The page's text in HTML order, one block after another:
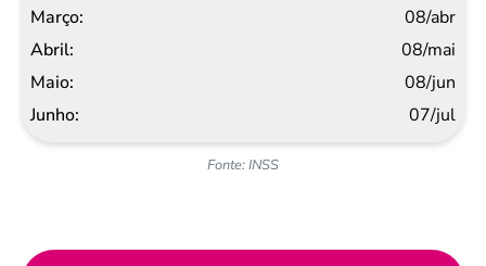
Fonte: INSS
08/abr
08/mai
08/jun
07/jul